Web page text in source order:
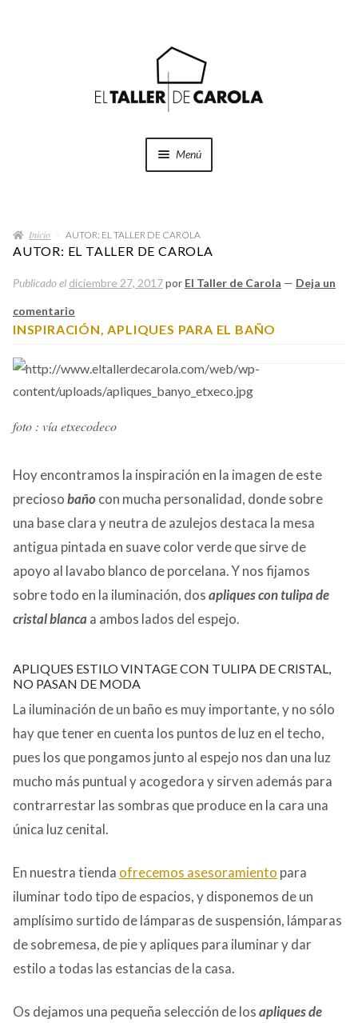
Menú
PROYECTOS
QUÉ HACEMOS
QUIÉNES SOMOS
CONTACTO
Inicio AUTOR: EL TALLER DE CAROLA
AUTOR: EL TALLER DE CAROLA
Publicado el diciembre 27, 2017por El Taller de Carola — Deja un
comentario
INSPIRACIÓN, APLIQUES PARA EL BAÑO
foto : vía etxecodeco
Hoy encontramos la inspiración en la imagen de este
preciosobañocon mucha personalidad, donde sobre
una base clara y neutra de azulejos destaca la mesa
antigua pintada en suave color verde que sirve de
apoyo al lavabo blanco de porcelana. Y nos fijamos
sobre todo en la iluminación, dosapliques con tulipa de
cristal blanca a ambos lados del espejo.
APLIQUES ESTILO VINTAGE CON TULIPA DE CRISTAL,
NO PASAN DE MODA
La iluminación de un baño es muy importante, y no sólo
hay que tener en cuenta los puntos de luz en el techo,
pues los que pongamos junto al espejo nos dan una luz
mucho más puntual y acogedora y sirven además para
contrarrestar las sombras que produce en la cara una
única luz cenital.
En nuestra tienda ofrecemos asesoramiento para
iluminar todo tipo de espacios, y disponemos de un
amplísimo surtido de lámparas de suspensión, lámparas
de sobremesa, de pie y apliques para iluminar y dar
estilo a todas las estancias de la casa.
Os dejamos una pequeña selección de losapliques de